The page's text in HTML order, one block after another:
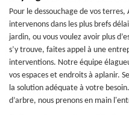
Pour le dessouchage de vos terres,
intervenons dans les plus brefs
jardin, ou vous voulez avoir plus
s’y trouve, faites appel à une
interventions. Notre équipe
vos espaces et endroits à aplanir.
la solution adéquate à votre
d’arbre, nous prenons en main